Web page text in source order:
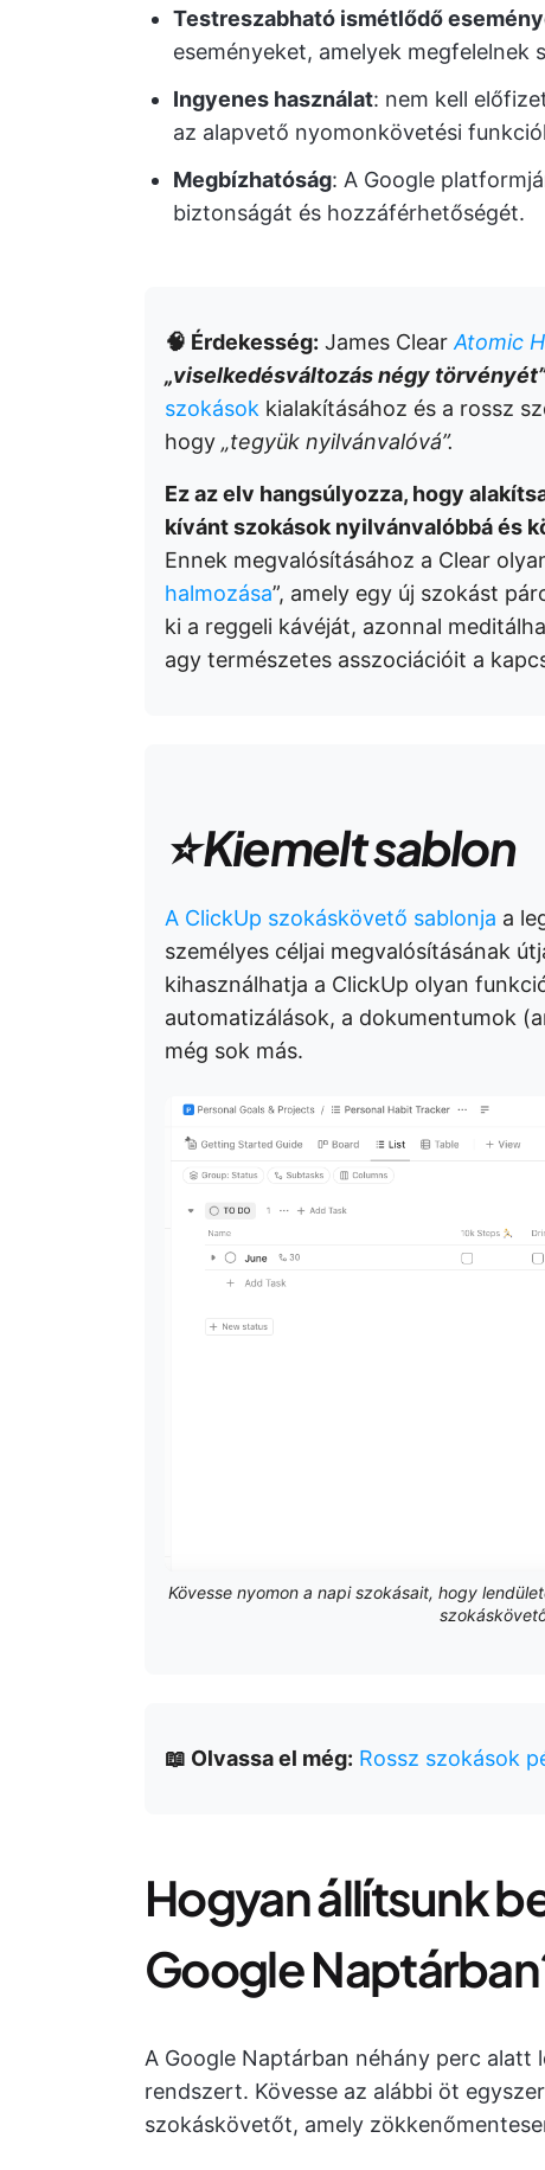
Testreszabható ismétlődő
eseményeket, amelyek megfelelnek
Ingyenes használat: nem kell
az alapvető nyomonkövetési
Megbízhatóság: A Google
biztonságát és hozzáférhetőségét.
🧠 Érdekesség: James Clear Atomic
„viselkedésváltozás négy
szokások kialakításához és a rossz
hogy „tegyük nyilvánvalóvá”.
Ez az elv hangsúlyozza, hogy
kívánt szokások nyilvánvalóbbá és
Ennek megvalósításához a Clear
halmozása”, amely egy új szokást
ki a reggeli kávéját, azonnal
agy természetes asszociációit a
⭐ Kiemelt sablon
A ClickUp szokáskövető sablonja a
személyes céljai megvalósításának
kihasználhatja a ClickUp olyan
automatizálások, a dokumentumok
még sok más.
Kövesse nyomon a napi szokásait, hogy
📖 Olvassa el még: Rossz szokások
Hogyan állítsunk
Google
A Google Naptárban néhány perc
rendszert. Kövesse az alábbi öt
szokáskövetőt, amely